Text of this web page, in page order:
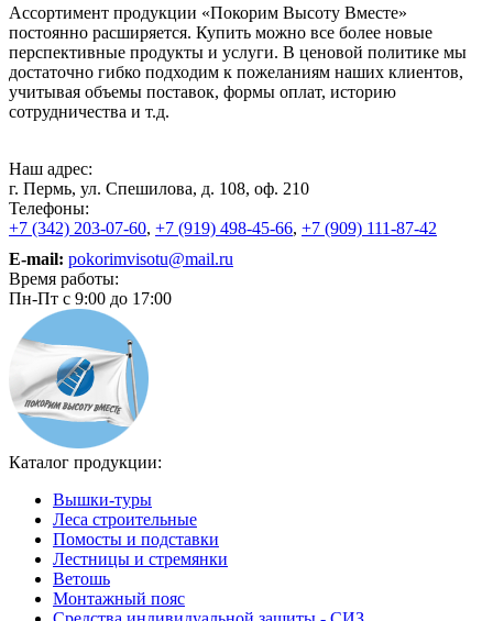
Ассортимент продукции «Покорим Высоту Вместе»
постоянно расширяется. Купить можно все более новые
перспективные продукты и услуги. В ценовой политике мы
достаточно гибко подходим к пожеланиям наших клиентов,
учитывая объемы поставок, формы оплат, историю
сотрудничества и т.д.
Наш адрес:
г. Пермь, ул. Спешилова, д. 108, оф. 210
Телефоны:
+7 (342) 203-07-60, +7 (919) 498-45-66, +7 (909) 111-87-42
E-mail: pokorimvisotu@mail.ru
Время работы:
Пн-Пт с 9:00 до 17:00
Каталог продукции:
Вышки-туры
Леса строительные
Помосты и подставки
Лестницы и стремянки
Ветошь
Монтажный пояс